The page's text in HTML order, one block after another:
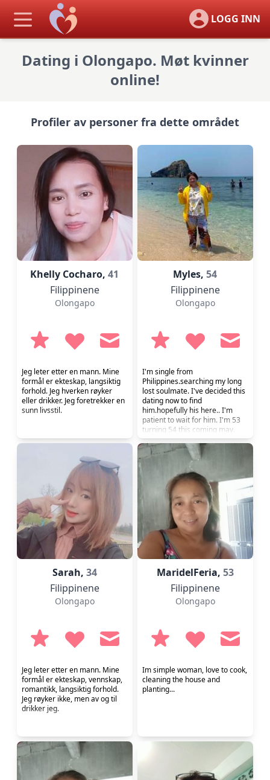
LOGG INN
Dating i Olongapo. Møt kvinner
online!
Profiler av personer fra dette området
Khelly Cocharo,41
Filippinene
Olongapo
Jeg leter etter en mann. Mine
formål er ekteskap, langsiktig
forhold. Jeg hverken røyker
eller drikker. Jeg foretrekker en
sunn livsstil.
Myles,54
Filippinene
Olongapo
I'm single from
Philippines.searching my long
lost soulmate. I've decided this
dating now to find
him.hopefully his here.. I'm
patient to wait for him. I'm 53
turning 54 this coming may.
Sarah, 34
Filippinene
Olongapo
Jeg leter etter en mann. Mine
formål er ekteskap, vennskap,
romantikk, langsiktig forhold.
Jeg røyker ikke, men av og til
drikker jeg.
MaridelFeria, 53
Filippinene
Olongapo
Im simple woman, love to cook,
cleaning the house and
planting...